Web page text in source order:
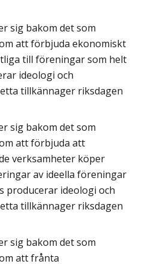
sig bakom det som
att förbjuda ekonomiskt
till föreningar som helt
ideologi och
tillkännager riksdagen
sig bakom det som
att förbjuda att
verksamheter köper
av ideella föreningar
producerar ideologi och
tillkännager riksdagen
sig bakom det som
att frånta